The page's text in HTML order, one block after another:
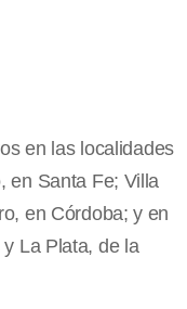
en las localidades
en Santa Fe; Villa
en Córdoba; y en
La Plata, de la